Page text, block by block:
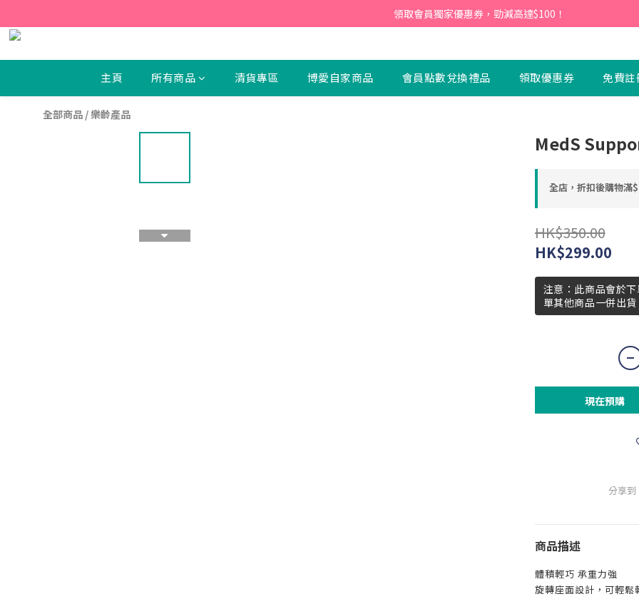
【新會員】即日起至2026月12月31日，首次下單輸入優惠碼「NEW95」即可
領取會員獨家優惠券，勁減高達$100！
主頁 所有商品 清貨專區 博愛自家商品 會員點數兌換禮品 領取優惠券 免費註
全部商品 /樂齡產品
MedS
全店，折扣後購物滿
HK$350.00
HK$299.00
注意：此商品會於
單其他商品一併出貨
現在預購
分享到
商品描述
體積輕巧 承重力強
旋轉座面設計，可輕鬆